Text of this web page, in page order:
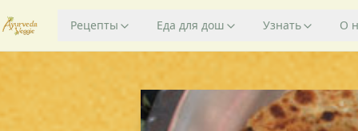
Рецепты Еда для дош Узнать О